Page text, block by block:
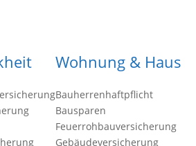
Wohnung & Haus
Bauherrenhaftpflicht
Bausparen
Feuerrohbauversicherung
Gebäudeversicherung